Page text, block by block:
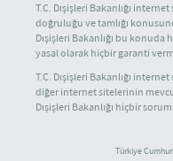
T.C. Dışişleri Bakanlığı
doğruluğu ve tamlığı
Dışişleri Bakanlığı bu
yasal olarak hiçbir garanti
T.C. Dışişleri Bakanlığı
diğer internet sitelerinin
Dışişleri Bakanlığı hiçbir
Türkiye